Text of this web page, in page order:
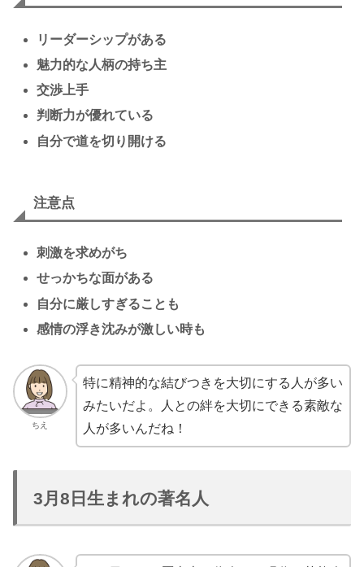
リーダーシップがある
魅力的な人柄の持ち主
交渉上手
判断力が優れている
自分で道を切り開ける
注意点
刺激を求めがち
せっかちな面がある
自分に厳しすぎることも
感情の浮き沈みが激しい時も
ちえ
特に精神的な結びつきを大切にする人が多い
みたいだよ。人との絆を大切にできる素敵な
人が多いんだね！
3月8日生まれの著名人